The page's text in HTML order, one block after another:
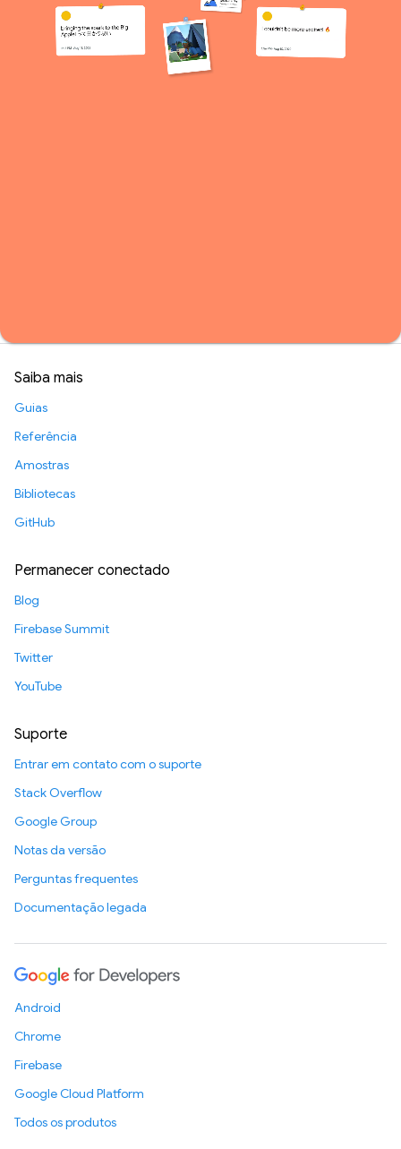
Saiba mais
Guias
Referência
Amostras
Bibliotecas
GitHub
Permanecer conectado
Blog
Firebase Summit
Twitter
YouTube
Suporte
Entrar em contato com o suporte
Stack Overflow
Google Group
Notas da versão
Perguntas frequentes
Documentação legada
Android
Chrome
Firebase
Google Cloud Platform
Todos os produtos